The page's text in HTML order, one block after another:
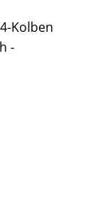
Kolben
-